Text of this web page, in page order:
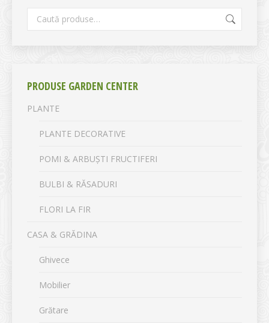
PRODUSE GARDEN CENTER
PLANTE
PLANTE DECORATIVE
POMI & ARBUȘTI FRUCTIFERI
BULBI & RĂSADURI
FLORI LA FIR
CASA & GRĂDINA
Ghivece
Mobilier
Grătare